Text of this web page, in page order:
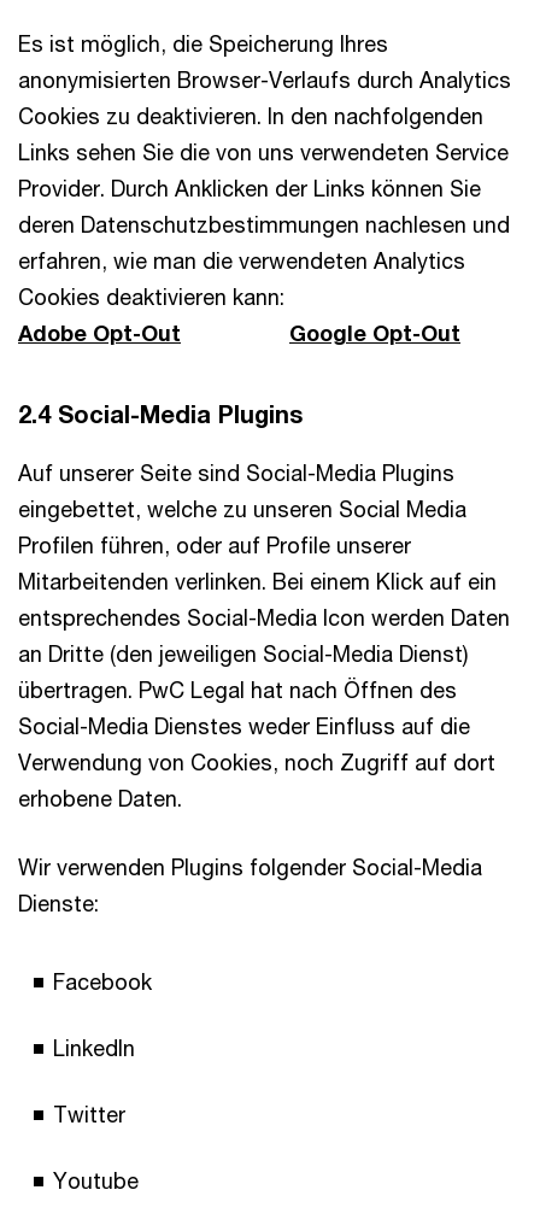
Es ist möglich, die Speicherung Ihres
anonymisierten Browser-Verlaufs durch Analytics
Cookies zu deaktivieren. In den nachfolgenden
Links sehen Sie die von uns verwendeten Service
Provider. Durch Anklicken der Links können Sie
deren Datenschutzbestimmungen nachlesen und
erfahren, wie man die verwendeten Analytics
Cookies deaktivieren kann:
Adobe Opt-Out
Google Opt-Out
2.4 Social-Media Plugins
Auf unserer Seite sind Social-Media Plugins
eingebettet, welche zu unseren Social Media
Profilen führen, oder auf Profile unserer
Mitarbeitenden verlinken. Bei einem Klick auf ein
entsprechendes Social-Media Icon werden Daten
an Dritte (den jeweiligen Social-Media Dienst)
übertragen. PwC Legal hat nach Öffnen des
Social-Media Dienstes weder Einfluss auf die
Verwendung von Cookies, noch Zugriff auf dort
erhobene Daten.
Wir verwenden Plugins folgender Social-Media
Dienste:
Facebook
LinkedIn
Twitter
Youtube